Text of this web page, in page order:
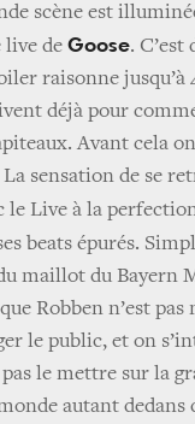
scène est
live de Goose. C’est
raisonne jusqu’à
déjà pour
Avant cela
La sensation de se
le Live à la
beats épurés.
maillot du Bayern
Robben n’est pas
le public, et on
le mettre sur la
autant dedans